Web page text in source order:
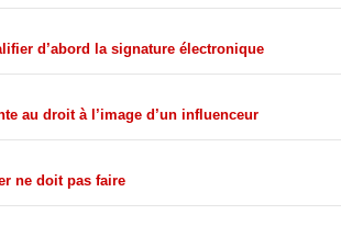
d’abord la signature électronique
au droit à l’image d’un influenceur
ne doit pas faire